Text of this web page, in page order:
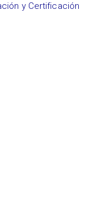
y Certificación